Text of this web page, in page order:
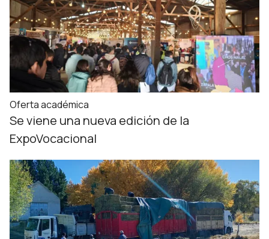
Oferta académica
Se viene una nueva edición de la
ExpoVocacional